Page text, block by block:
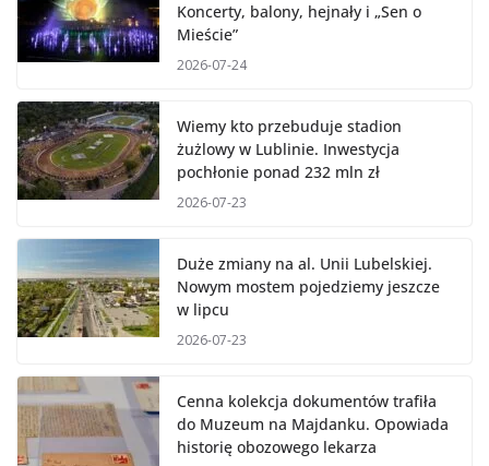
Koncerty, balony, hejnały i „Sen o
Mieście”
2026-07-24
Wiemy kto przebuduje stadion
żużlowy w Lublinie. Inwestycja
pochłonie ponad 232 mln zł
2026-07-23
Duże zmiany na al. Unii Lubelskiej.
Nowym mostem pojedziemy jeszcze
w lipcu
2026-07-23
Cenna kolekcja dokumentów trafiła
do Muzeum na Majdanku. Opowiada
historię obozowego lekarza